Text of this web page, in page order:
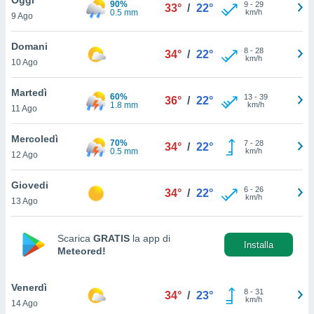
è
al sito
di
ci
di
il
un
la
nella
9 Ago
90%
0.5 mm
33° / 22° 9- 29
km/h
Domani
10 Ago
34° / 22° 8- 28
km/h
Martedì
11 Ago
60%
1.8 mm
36° / 22° 13- 39
km/h
Mercoledì
12 Ago
70%
0.5 mm
34° / 22° 7- 28
km/h
Giovedi
13 Ago
34° / 22° 6- 26
km/h
Scarica GRATIS la app di
Meteored!
Installa
Venerdì
14 Ago
34° / 23° 8- 31
km/h